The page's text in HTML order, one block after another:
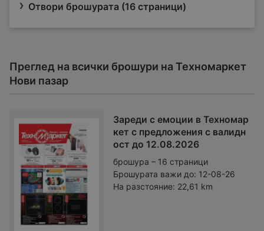
Отвори брошурата (16 страници)
Преглед на всички брошури на Техномаркет
Нови пазар
Зареди с емоции в Техномар
кет с предложения с валидн
ост до 12.08.2026
брошура – 16 страници
Брошурата важи до: 12-08-26
На разстояние: 22,61 km